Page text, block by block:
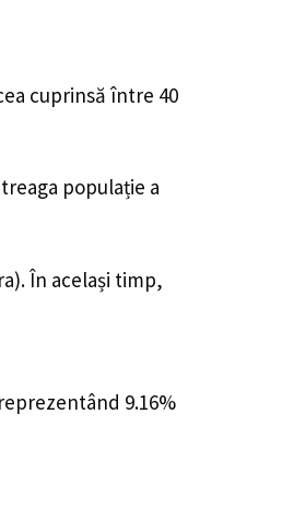
cuprinsă între 40
populație a
În același timp,
9.16%